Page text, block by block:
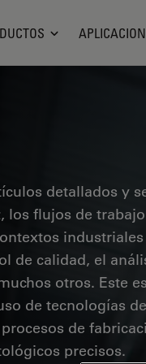
detallados y
los flujos de
de calidad, el
otros. Este
de tecnologías
de
precisos.